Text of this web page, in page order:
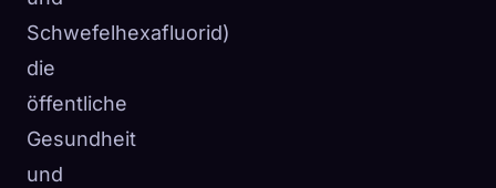
Schwefelhexafluorid)
die
öffentliche
Gesundheit
und